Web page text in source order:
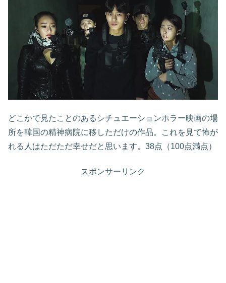
どこかで見たことのあるシチュエーションホラー映画の場
所を韓国の精神病院に移しただけの作品。これを見て怖が
れる人はただただ幸せだと思います。38点（100点満点）
スポンサーリンク